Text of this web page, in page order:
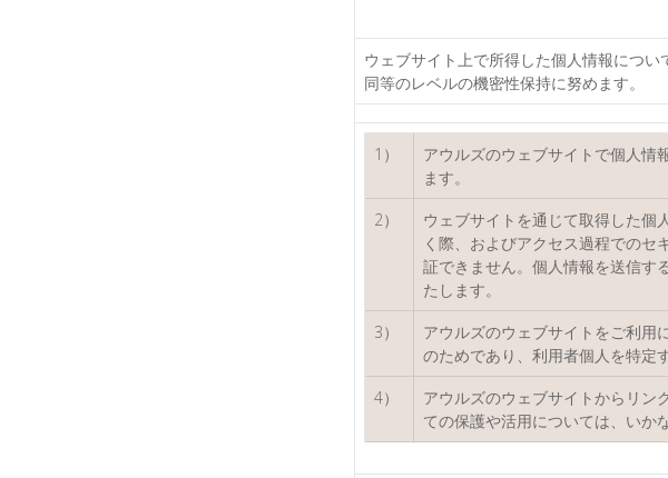
ウェブサイト上で所得した個人情報につ
同等のレベルの機密性保持に努めます。
1）
アウルズのウェブサイトで個人情
ます。
2）
ウェブサイトを通じて取得した個
く際、およびアクセス過程でのセ
証できません。個人情報を送信す
たします。
3）
アウルズのウェブサイトをご利用
のためであり、利用者個人を特定
4）
アウルズのウェブサイトからリン
ての保護や活用については、いか